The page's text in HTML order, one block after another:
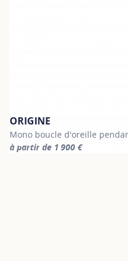
ORIGINE
Mono boucle d'oreille
à partir de 1 900 €